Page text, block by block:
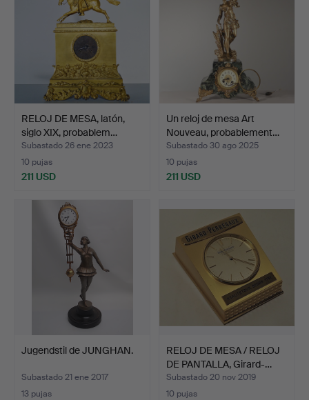
RELOJ DE MESA, latón,
siglo XIX, probablem…
Subastado 26 ene 2023
10 pujas
211 USD
Un reloj de mesa Art
Nouveau, probablement…
Subastado 30 ago 2025
10 pujas
211 USD
Jugendstil de JUNGHAN.
Subastado 21 ene 2017
13 pujas
RELOJ DE MESA / RELOJ
DE PANTALLA, Girard-…
Subastado 20 nov 2019
10 pujas